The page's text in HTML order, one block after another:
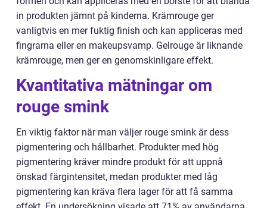
in produkten jämnt på kinderna. Krämrouge ger
vanligtvis en mer fuktig finish och kan appliceras med
fingrarna eller en makeupsvamp. Gelrouge är liknande
krämrouge, men ger en genomskinligare effekt.
Kvantitativa mätningar om
rouge smink
En viktig faktor när man väljer rouge smink är dess
pigmentering och hållbarhet. Produkter med hög
pigmentering kräver mindre produkt för att uppnå
önskad färgintensitet, medan produkter med låg
pigmentering kan kräva flera lager för att få samma